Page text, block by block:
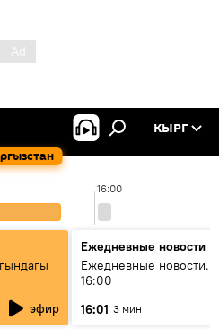
КЫРГ
16:00
кызмат
эфир
Ежедневные новости
Ежедневные новости.
16:00
16:01 3 мин